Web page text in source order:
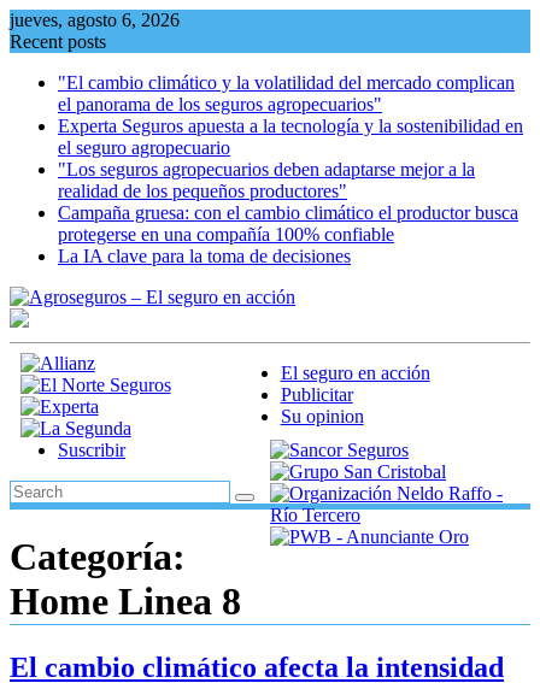
Skip
to
jueves, agosto 6, 2026
Recent posts
"El cambio climático y la volatilidad del mercado complican
el panorama de los seguros agropecuarios"
Experta Seguros apuesta a la tecnología y la sostenibilidad en
el seguro agropecuario
"Los seguros agropecuarios deben adaptarse mejor a la
realidad de los pequeños productores"
Campaña gruesa: con el cambio climático el productor busca
protegerse en una compañía 100% confiable
La IA clave para la toma de decisiones
El seguro en acción
Publicitar
Su opinion
Suscribir
Categoría:
Home Linea 8
El cambio climático afecta la intensidad